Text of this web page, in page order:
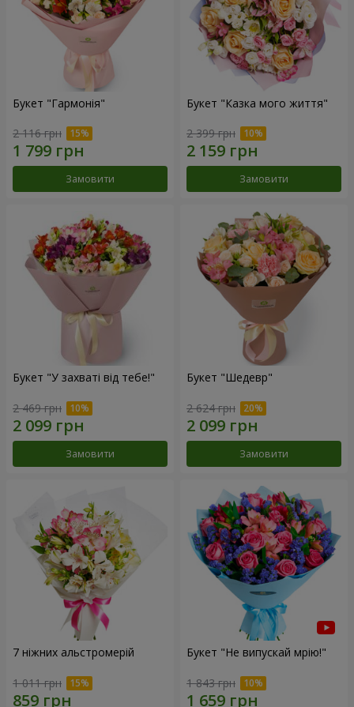
Букет "Гармонія"
2 116 грн
Замовити
Букет "Казка мого життя"
2 399 грн
Замовити
Букет "У захваті від тебе!"
2 469 грн
Замовити
Букет "Шедевр"
2 624 грн
Замовити
7 ніжних альстромерій
1 011 грн
Букет "Не випускай мрію!"
1 843 грн